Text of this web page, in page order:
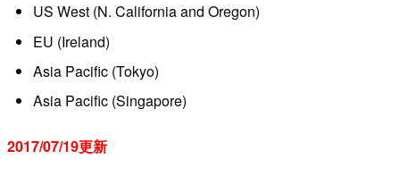
US West (N. California and Oregon)
EU (Ireland)
Asia Pacific (Tokyo)
Asia Pacific (Singapore)
2017/07/19更新